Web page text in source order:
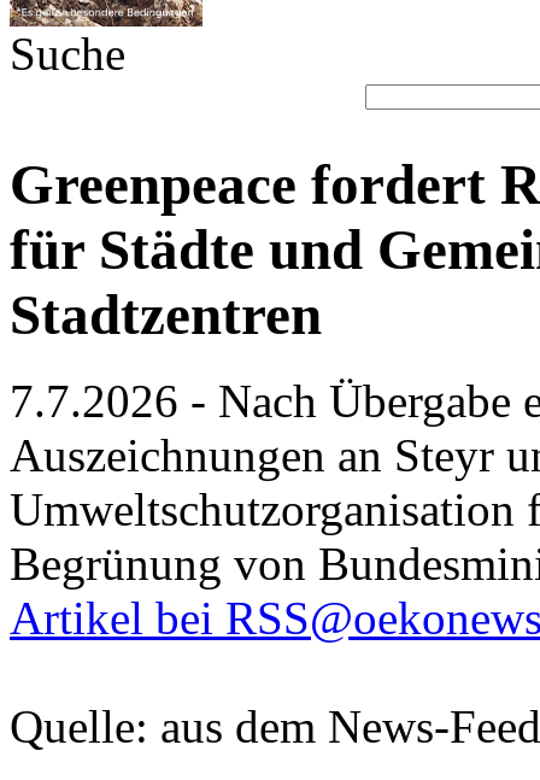
Suche
Greenpeace fordert
für Städte und
Stadtzentren
7.7.2026 - Nach Übergabe
Auszeichnungen an Steyr
Umweltschutzorganisation
Begrünung von
Artikel bei
Quelle: aus dem News-